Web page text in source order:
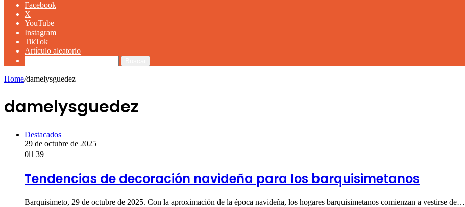
Facebook
X
YouTube
Instagram
TikTok
Artículo aleatorio
Home/damelysguedez
damelysguedez
Destacados
29 de octubre de 2025
0
39
Tendencias de decoración navideña para los barquisimetanos
Barquisimeto, 29 de octubre de 2025. Con la aproximación de la época navideña, los hogares barquisimetanos comienzan a vestirse de…